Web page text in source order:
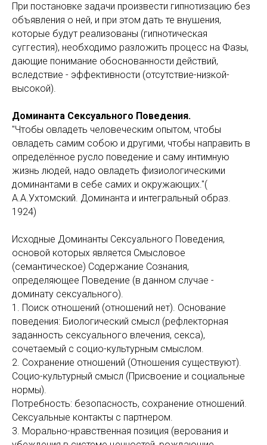
При постановке задачи произвести гипнотизацию без
объявления о ней, и при этом дать те внушения,
которые будут реализованы (гипнотическая
суггестия), необходимо разложить процесс на Фазы,
дающие понимание обоснованности действий,
вследствие - эффективности (отсутствие-низкой-
высокой).
Доминанта Сексуального Поведения.
"Чтобы овладеть человеческим опытом, чтобы
овладеть самим собою и другими, чтобы направить в
определённое русло поведение и саму интимную
жизнь людей, надо овладеть физиологическими
доминантами в себе самих и окружающих."(
А.А.Ухтомский. Доминанта и интегральный образ.
1924)
Исходные Доминанты Сексуального Поведения,
основой которых является Смысловое
(семантическое) Содержание Сознания,
определяющее Поведение (в данном случае -
доминату сексуального).
1. Поиск отношений (отношений нет). Основание
поведения: Биологический смысл (рефлекторная
заданность сексуального влечения, секса),
сочетаемый с социо-культурным смыслом.
2. Сохранение отношений (Отношения существуют).
Социо-культурный смысл (Присвоение и социальные
нормы).
Потребность: безопасность, сохранение отношений.
Сексуальные контакты с партнером.
3. Морально-нравственная позиция (верования и